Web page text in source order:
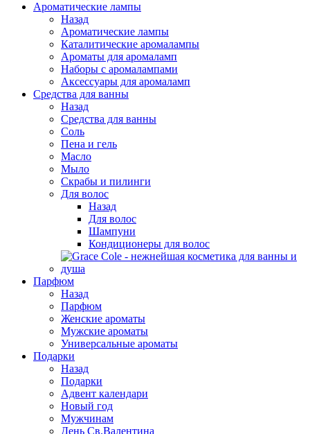
Ароматические лампы
Назад
Ароматические лампы
Каталитические аромалампы
Ароматы для аромаламп
Наборы с аромалампами
Аксессуары для аромаламп
Средства для ванны
Назад
Средства для ванны
Соль
Пена и гель
Масло
Мыло
Скрабы и пилинги
Для волос
Назад
Для волос
Шампуни
Кондиционеры для волос
Парфюм
Назад
Парфюм
Женские ароматы
Мужские ароматы
Универсальные ароматы
Подарки
Назад
Подарки
Адвент календари
Новый год
Мужчинам
День Св.Валентина